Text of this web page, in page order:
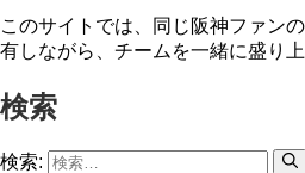
このサイトでは、同じ阪神ファン
有しながら、チームを一緒に盛り
検索
検索: